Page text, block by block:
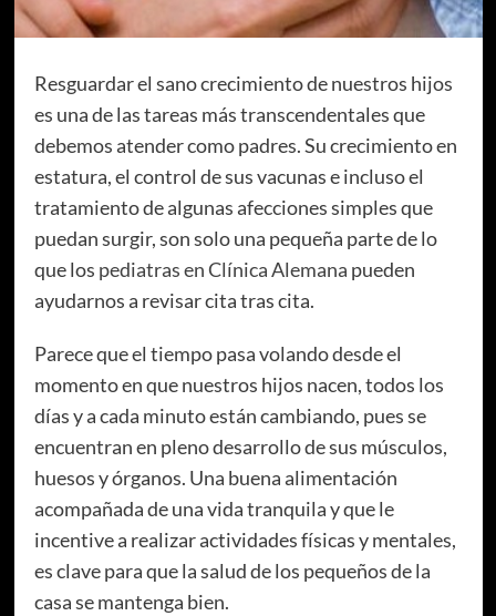
Resguardar el sano crecimiento de nuestros hijos
es una de las tareas más transcendentales que
debemos atender como padres. Su crecimiento en
estatura, el control de sus vacunas e incluso el
tratamiento de algunas afecciones simples que
puedan surgir, son solo una pequeña parte de lo
que los pediatras en Clínica Alemana pueden
ayudarnos a revisar cita tras cita.
Parece que el tiempo pasa volando desde el
momento en que nuestros hijos nacen, todos los
días y a cada minuto están cambiando, pues se
encuentran en pleno desarrollo de sus músculos,
huesos y órganos. Una buena alimentación
acompañada de una vida tranquila y que le
incentive a realizar actividades físicas y mentales,
es clave para que la salud de los pequeños de la
casa se mantenga bien.